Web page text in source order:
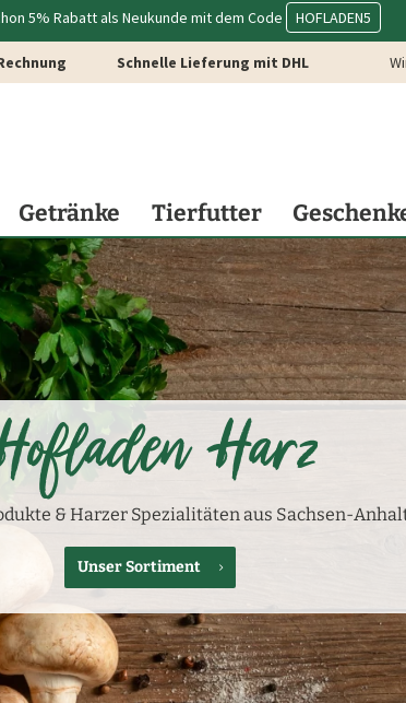
5% Rabatt als Neukunde mit dem Code HOFLADEN5
Schnelle Lieferung mit DHL
Getränke Tierfutter
Harz
& Harzer Spezialitäten aus Sachsen-
Unser Sortiment